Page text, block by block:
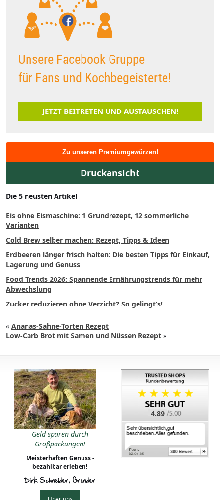
Unsere Facebook Gruppe
für Fans und Kochbegeisterte!
JETZT BEITRETEN UND AUSTAUSCHEN!
Zu unseren Premiumgewürzen!
Druckansicht
Die 5 neusten Artikel
Eis ohne Eismaschine: 1 Grundrezept, 12 sommerliche
Varianten
Cold Brew selber machen: Rezept, Tipps & Ideen
Erdbeeren länger frisch halten: Die besten Tipps für Einkauf,
Lagerung und Genuss
Food Trends 2026: Spannende Ernährungstrends für mehr
Abwechslung
Zucker reduzieren ohne Verzicht? So gelingt’s!
« Ananas-Sahne-Torten Rezept
Low-Carb Brot mit Samen und Nüssen Rezept »
Geld sparen durch
Großpackungen!
Meisterhaften Genuss -
bezahlbar erleben!
Dirk Schneider, Gründer
4.89